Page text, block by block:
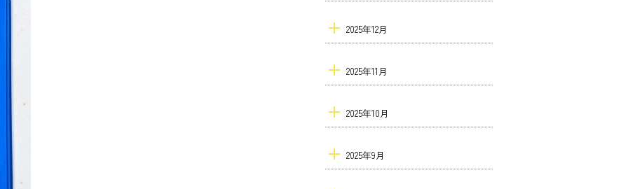
2025年12月
2025年11月
2025年10月
2025年9月